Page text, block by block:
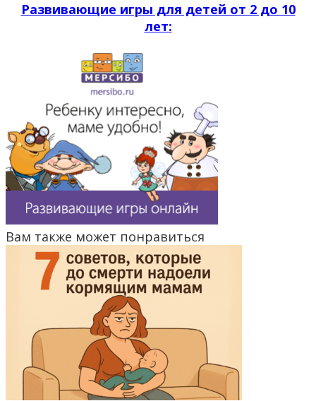
Развивающие игры для детей от 2 до 10
лет:
Вам также может понравиться